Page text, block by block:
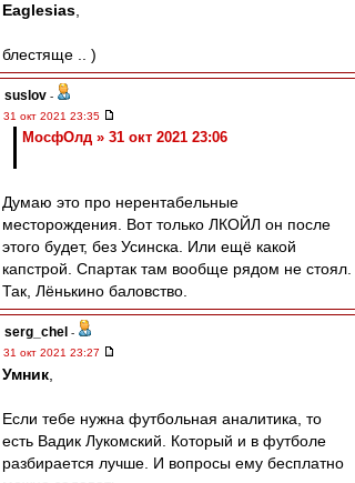
Eaglesias
блестяще .. )
suslov -
31 окт 2021 23:35
МосфОлд » 31 окт 2021 23:06
Думаю это про нерентабельные
месторождения. Вот только ЛКОЙЛ он после
этого будет, без Усинска. Или ещё какой
капстрой. Спартак там вообще рядом не стоял.
Так, Лёнькино баловство.
serg_chel -
31 окт 2021 23:27
Умник
Если тебе нужна футбольная аналитика, то
есть Вадик Лукомский. Который и в футболе
разбирается лучше. И вопросы ему бесплатно